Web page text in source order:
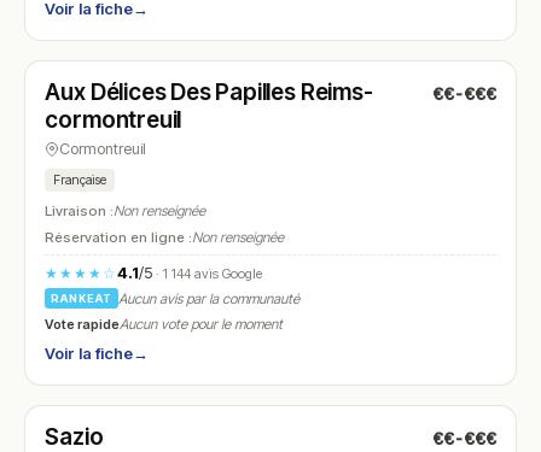
Voir la fiche→
N° 13
Aux Délices Des Papilles Reims-
cormontreuil
€€-€€€
Cormontreuil
Française
Livraison :Non renseignée
Réservation en ligne :Non renseignée
★★★★☆4.1/5· 1 144 avis Google
RANKEAT
Aucun avis par la communauté
Vote rapideAucun vote pour le moment
Voir la fiche→
N° 14
Sazio €€-€€€